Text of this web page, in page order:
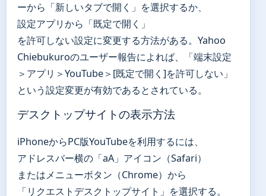
ーから「新しいタブで開く」を選択するか、
設定アプリから「既定で開く」
を許可しない設定に変更する方法がある。Yahoo
Chiebukuroのユーザー報告によれば、「端末設定
＞アプリ＞YouTube＞[既定で開く]を許可しない」
という設定変更が有効であるとされている。
デスクトップサイトの表示方法
iPhoneからPC版YouTubeを利用するには、
アドレスバー横の「aA」アイコン（Safari）
またはメニューボタン（Chrome）から
「リクエストデスクトップサイト」を選択する。